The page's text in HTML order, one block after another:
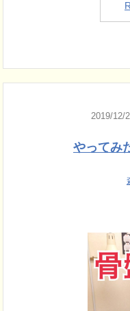
2019/12/
やってみ